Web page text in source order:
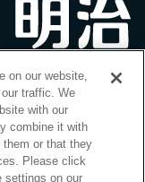
いて電子公告
明治グループのDX
on our website,
traffic. We
with our
combine it with
them or that they
Please click
settings on our